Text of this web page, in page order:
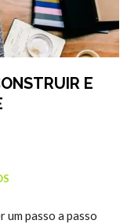
E
um passo a passo